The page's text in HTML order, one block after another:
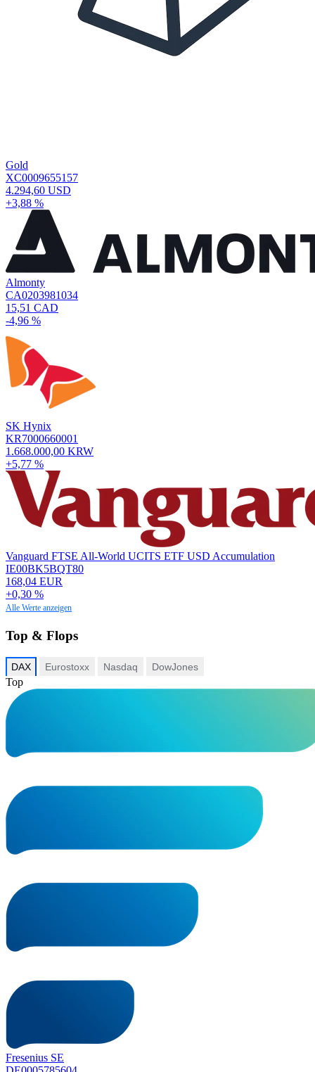
Gold
XC0009655157
4.294,60 USD
+3,88 %
Almonty
CA0203981034
15,51 CAD
-4,96 %
SK Hynix
KR7000660001
1.668.000,00 KRW
+5,77 %
Vanguard FTSE All-World UCITS ETF USD Accumulation
IE00BK5BQT80
168,04 EUR
+0,30 %
Alle Werte anzeigen
Top & Flops
DAX Eurostoxx Nasdaq DowJones
Top
Fresenius SE